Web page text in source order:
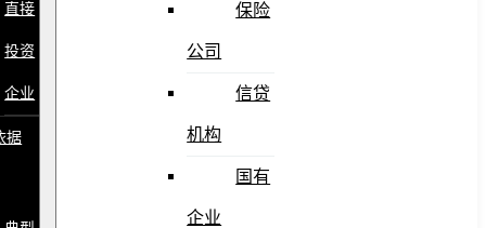
直接
投资
企业
据
保险
公司
信贷
机构
国有
企业